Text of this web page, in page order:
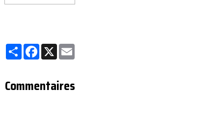
Partager
Facebook
X
Commentaires